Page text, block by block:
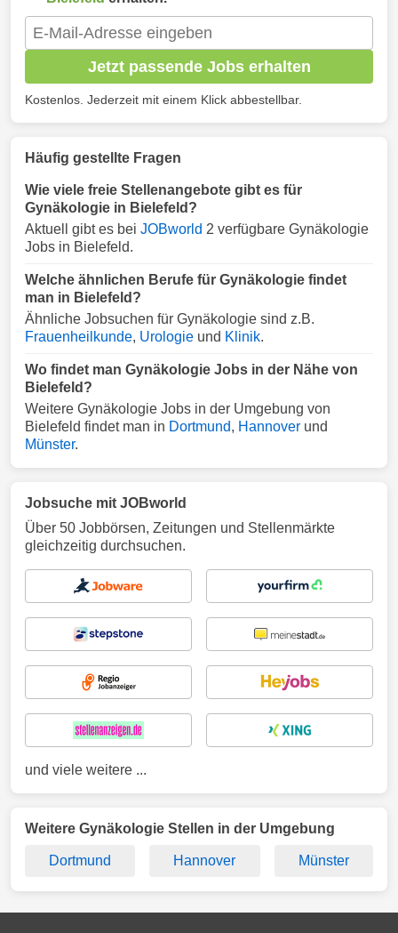
Jetzt passende Jobs erhalten
Kostenlos. Jederzeit mit einem Klick abbestellbar.
Häufig gestellte Fragen
Wie viele freie Stellenangebote gibt es für
Gynäkologie in Bielefeld?
Aktuell gibt es bei JOBworld 2 verfügbare Gynäkologie
Jobs in Bielefeld.
Welche ähnlichen Berufe für Gynäkologie findet
man in Bielefeld?
Ähnliche Jobsuchen für Gynäkologie sind z.B.
Frauenheilkunde, Urologie und Klinik.
Wo findet man Gynäkologie Jobs in der Nähe von
Bielefeld?
Weitere Gynäkologie Jobs in der Umgebung von
Bielefeld findet man in Dortmund, Hannover und
Münster.
Jobsuche mit JOBworld
Über 50 Jobbörsen, Zeitungen und Stellenmärkte
gleichzeitig durchsuchen.
und viele weitere ...
Weitere Gynäkologie Stellen in der Umgebung
Dortmund Hannover Münster